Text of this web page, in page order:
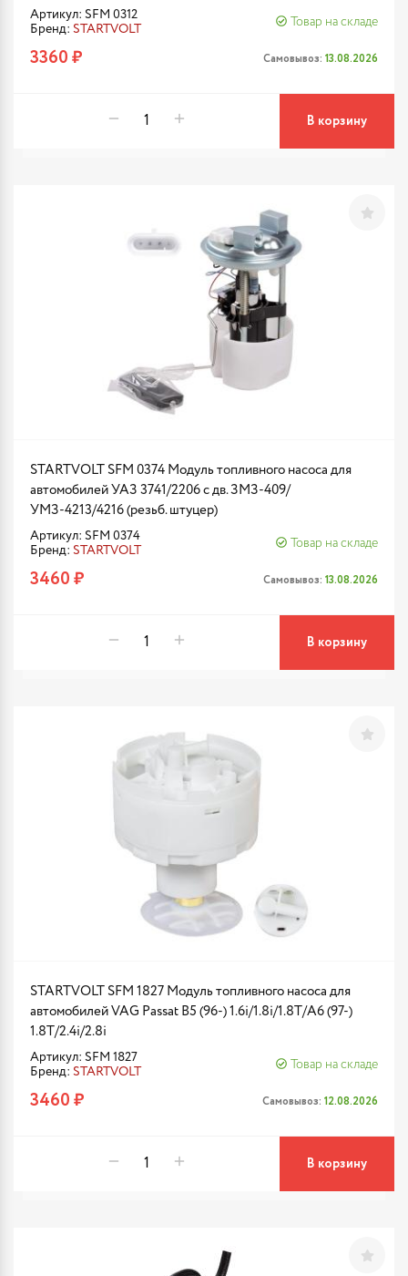
Артикул: SFM 0312
Бренд: STARTVOLT
Товар на складе
3360 ₽ Самовывоз: 13.08.2026
В корзину
STARTVOLT SFM 0374 Модуль топливного насоса для
автомобилей УАЗ 3741/2206 с дв. ЗМЗ-409/
УМЗ-4213/4216 (резьб. штуцер)
Артикул: SFM 0374
Бренд: STARTVOLT
Товар на складе
3460 ₽ Самовывоз: 13.08.2026
В корзину
STARTVOLT SFM 1827 Модуль топливного насоса для
автомобилей VAG Passat B5 (96-) 1.6i/1.8i/1.8T/A6 (97-)
1.8T/2.4i/2.8i
Артикул: SFM 1827
Бренд: STARTVOLT
Товар на складе
3460 ₽ Самовывоз: 12.08.2026
В корзину